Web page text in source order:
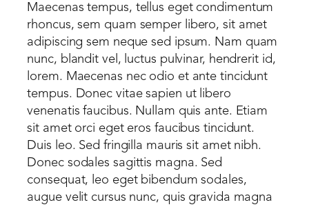
Maecenas tempus, tellus eget condimentum
rhoncus, sem quam semper libero, sit amet
adipiscing sem neque sed ipsum. Nam quam
nunc, blandit vel, luctus pulvinar, hendrerit id,
lorem. Maecenas nec odio et ante tincidunt
tempus. Donec vitae sapien ut libero
venenatis faucibus. Nullam quis ante. Etiam
sit amet orci eget eros faucibus tincidunt.
Duis leo. Sed fringilla mauris sit amet nibh.
Donec sodales sagittis magna. Sed
consequat, leo eget bibendum sodales,
augue velit cursus nunc, quis gravida magna